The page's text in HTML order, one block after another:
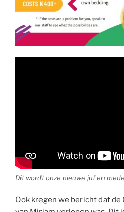
Dit wordt onze nieuwe juf en
Ook kregen we bericht dat de